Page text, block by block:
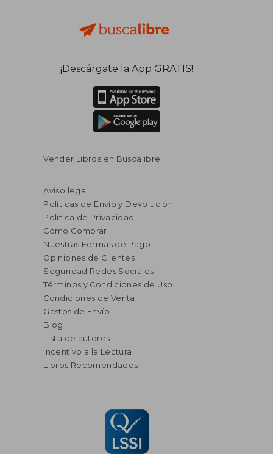
¡Descárgate la App GRATIS!
Vender Libros en Buscalibre
Aviso legal
Políticas de Envío y Devolución
Política de Privacidad
Cómo Comprar
Nuestras Formas de Pago
Opiniones de Clientes
Seguridad Redes Sociales
Términos y Condiciones de Uso
Condiciones de Venta
Gastos de Envío
Blog
Lista de autores
Incentivo a la Lectura
Libros Recomendados